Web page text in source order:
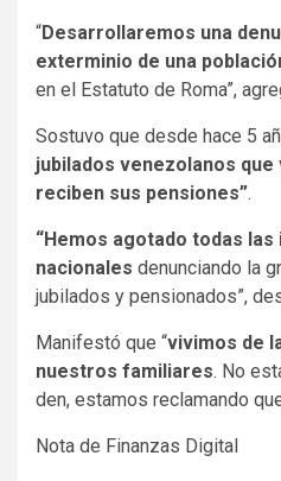
“Desarrollaremos una
exterminio de una
en el Estatuto de Roma”,
Sostuvo que desde hace 5
jubilados venezolanos
reciben sus pensiones”.
“Hemos agotado todas las
nacionales denunciando la
jubilados y pensionados”,
Manifestó que “vivimos de
nuestros familiares. No
den, estamos reclamando
Nota de Finanzas Digital